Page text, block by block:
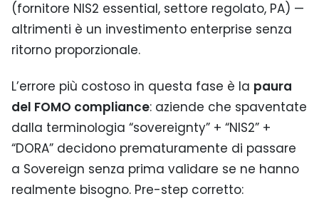
(fornitore NIS2 essential, settore regolato, PA) —
altrimenti è un investimento enterprise senza
ritorno proporzionale.
L’errore più costoso in questa fase è la paura
del FOMO compliance: aziende che spaventate
dalla terminologia “sovereignty” + “NIS2” +
“DORA” decidono prematuramente di passare
a Sovereign senza prima validare se ne hanno
realmente bisogno. Pre-step corretto: